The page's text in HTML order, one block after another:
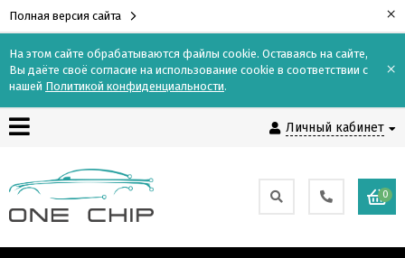
Полная версия сайта ×
На этом сайте обрабатываются файлы cookie. Оставаясь на сайте,
Вы даёте своё согласие на использование cookie в соответствии с
нашей Политикой конфиденциальности.
×
Личный кабинет
Контакты
Доставка
Оплата
О
0